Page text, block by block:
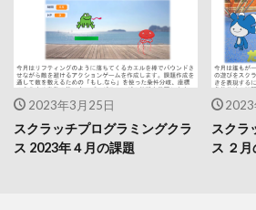
2023年3月25日
スクラッチプログラミングクラ
ス 2023年４月の課題
2023
スクラ
ス ２